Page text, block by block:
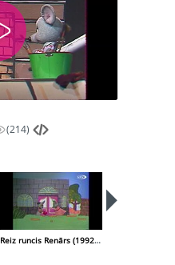
(214)
Reiz runcis Renārs (1992-04-13)